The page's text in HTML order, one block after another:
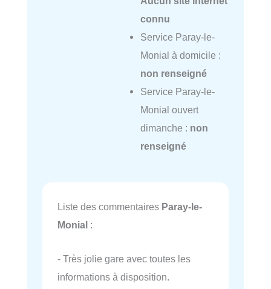
connu
Service Paray-le-
Monial à domicile :
non renseigné
Service Paray-le-
Monial ouvert
dimanche : non
renseigné
Liste des commentaires Paray-le-
Monial :
- Très jolie gare avec toutes les
informations à disposition.